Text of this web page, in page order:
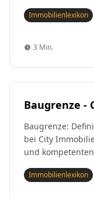
Immobilienlexikon
3 Min.
Baugrenze -
Baugrenze:
bei City
und
Immobilienlexikon